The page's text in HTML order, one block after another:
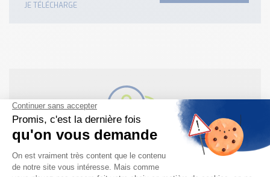
JE TÉLÉCHARGE
Besoin d'aide pour choisir votre
produit ?